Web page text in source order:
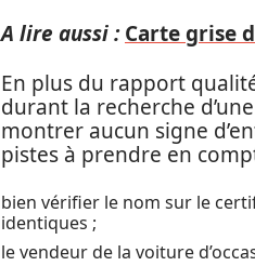
A lire aussi : Carte grise
En plus du rapport
durant la recherche
montrer aucun signe
pistes à prendre en
bien vérifier le nom sur le
identiques ;
le vendeur de la voiture